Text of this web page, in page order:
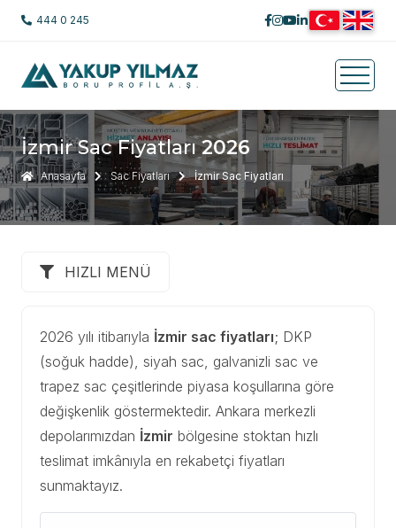
444 0 245
İzmir Sac Fiyatları2026
Anasayfa Sac Fiyatları İzmir Sac Fiyatları
HIZLI MENÜ
2026 yılı itibarıyla İzmir sac fiyatları; DKP
(soğuk hadde), siyah sac, galvanizli sac ve
trapez sac çeşitlerinde piyasa koşullarına göre
değişkenlik göstermektedir. Ankara merkezli
depolarımızdan İzmir bölgesine stoktan hızlı
teslimat imkânıyla en rekabetçi fiyatları
sunmaktayız.